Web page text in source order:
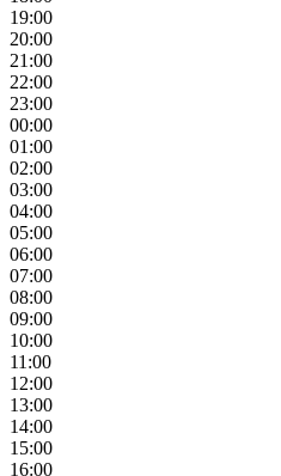
19:00
20:00
21:00
22:00
23:00
00:00
01:00
02:00
03:00
04:00
05:00
06:00
07:00
08:00
09:00
10:00
11:00
12:00
13:00
14:00
15:00
16:00